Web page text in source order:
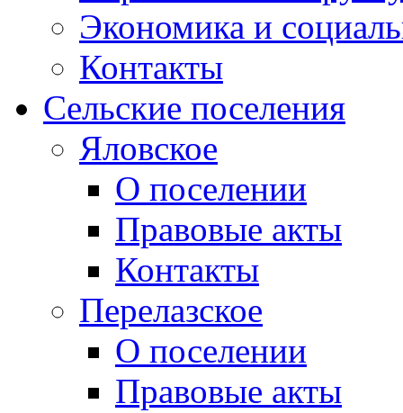
Экономика и
Контакты
Сельские поселения
Яловское
О поселении
Правовые акты
Контакты
Перелазское
О поселении
Правовые акты